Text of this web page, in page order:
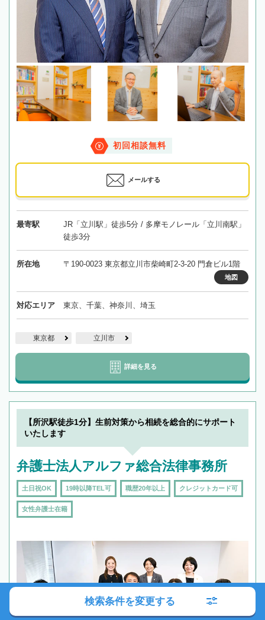
初回相談無料
メールする
最寄駅
JR「立川駅」徒歩5分 / 多摩モノレール「立川南駅」
徒歩3分
所在地 〒190-0023 東京都立川市柴崎町2-3-20 門倉ビル1階
地図
対応エリア 東京、千葉、神奈川、埼玉
東京都 立川市
詳細を見る
【所沢駅徒歩1分】生前対策から相続を総合的にサポート
いたします
弁護士法人アルファ総合法律事務所
土日祝OK 19時以降TEL可 職歴20年以上 クレジットカード可
女性弁護士在籍
検索条件を変更する